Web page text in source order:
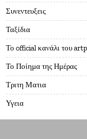
Συνεντευξεις
Ταξίδια
Το official κανάλι του
Το Ποίημα της Ημέρας
Τριτη Ματια
Υγεια